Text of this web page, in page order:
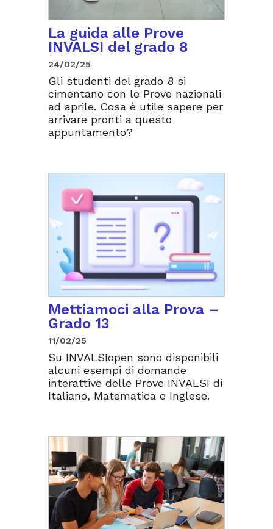
La guida alle Prove
INVALSI del grado 8
24/02/25
Gli studenti del grado 8 si
cimentano con le Prove nazionali
ad aprile. Cosa è utile sapere per
arrivare pronti a questo
appuntamento?
Mettiamoci alla Prova –
Grado 13
11/02/25
Su INVALSIopen sono disponibili
alcuni esempi di domande
interattive delle Prove INVALSI di
Italiano, Matematica e Inglese.